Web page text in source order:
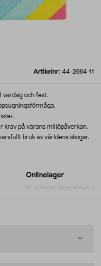
Artikelnr: 44-2664-11
Onlinelager
Hämtar lagerstatus...
vardag och fest.
krav på varans miljöpåverkan.
bruk av världens skogar.